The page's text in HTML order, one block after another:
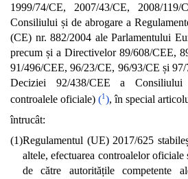
1999/74/CE, 2007/43/CE, 2008/
Consiliului și de abrogare a
(CE) nr. 882/2004 ale Parlamentului
precum și a Directivelor 89/608/CEE,
91/496/CEE, 96/23/CE, 96/93/CE și
Deciziei 92/438/CEE a Consiliului
controalele oficiale) (1), în special
întrucât:
(1)Regulamentul (UE) 2017/625
altele, efectuarea controalelor
de către autoritățile competente